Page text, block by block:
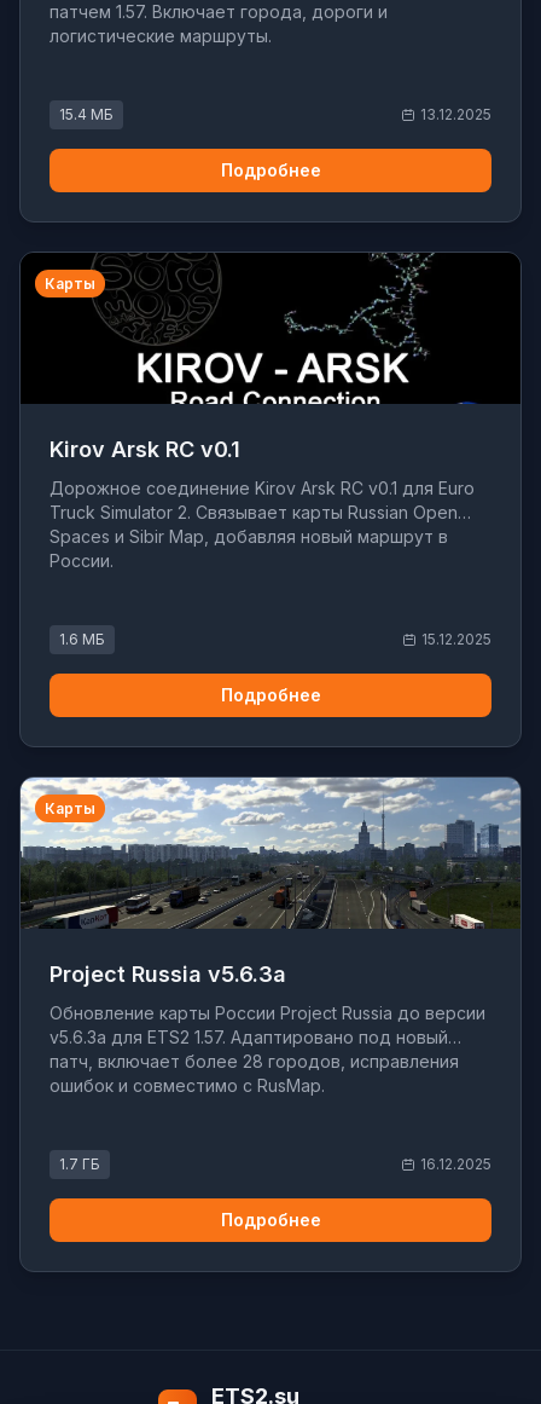
патчем 1.57. Включает города, дороги и
логистические маршруты.
15.4 МБ 13.12.2025
Подробнее
Карты
Kirov Arsk RC v0.1
Дорожное соединение Kirov Arsk RC v0.1 для Euro
Truck Simulator 2. Связывает карты Russian Open
Spaces и Sibir Map, добавляя новый маршрут в
России.
1.6 МБ 15.12.2025
Подробнее
Карты
Project Russia v5.6.3a
Обновление карты России Project Russia до версии
v5.6.3a для ETS2 1.57. Адаптировано под новый
патч, включает более 28 городов, исправления
ошибок и совместимо с RusMap.
1.7 ГБ 16.12.2025
Подробнее
ETS2.su